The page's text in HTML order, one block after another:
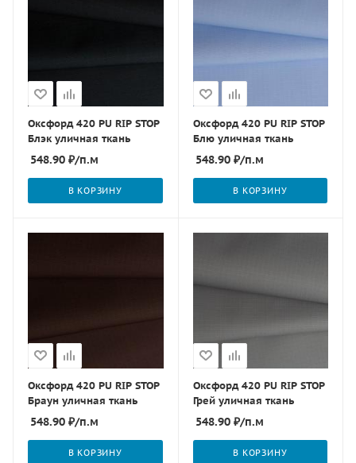
Оксфорд 420 PU RIP STOP
Блэк уличная ткань
548.90 ₽/п.м
В КОРЗИНУ
Оксфорд 420 PU RIP STOP
Блю уличная ткань
548.90₽/п.м
В КОРЗИНУ
Оксфорд 420 PU RIP STOP
Браун уличная ткань
548.90 ₽/п.м
В КОРЗИНУ
Оксфорд 420 PU RIP STOP
Грей уличная ткань
548.90₽/п.м
В КОРЗИНУ